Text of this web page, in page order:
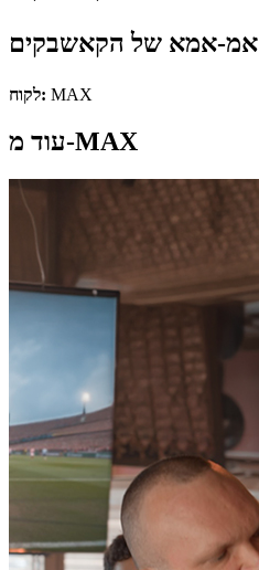
אמ-אמא של הקאשבקים
לקוח: MAX
עוד מ-MAX